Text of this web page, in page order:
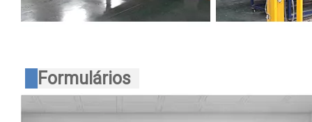
Formulários